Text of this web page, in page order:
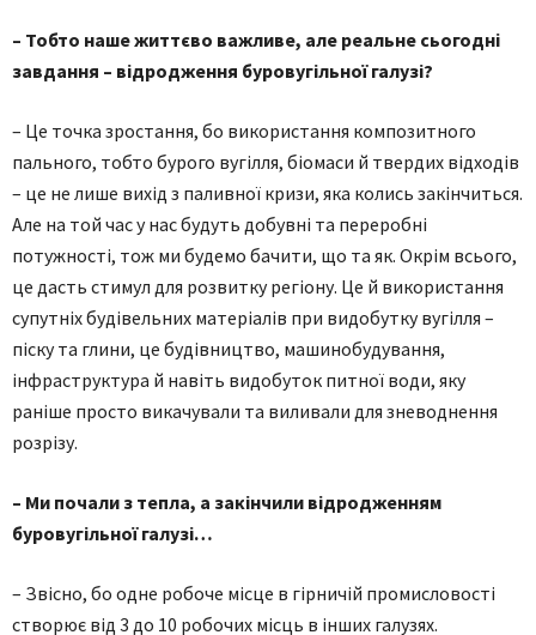
– Тобто наше життєво важливе, але реальне сьогодні
завдання – відродження буровугільної галузі?
– Це точка зростання, бо використання композитного
пального, тобто бурого вугілля, біомаси й твердих відходів
– це не лише вихід з паливної кризи, яка колись закінчиться.
Але на той час у нас будуть добувні та переробні
потужності, тож ми будемо бачити, що та як. Окрім всього,
це дасть стимул для розвитку регіону. Це й використання
супутніх будівельних матеріалів при видобутку вугілля –
піску та глини, це будівництво, машинобудування,
інфраструктура й навіть видобуток питної води, яку
раніше просто викачували та виливали для зневоднення
розрізу.
– Ми почали з тепла, а закінчили відродженням
буровугільної галузі…
– Звісно, бо одне робоче місце в гірничій промисловості
створює від 3 до 10 робочих місць в інших галузях.